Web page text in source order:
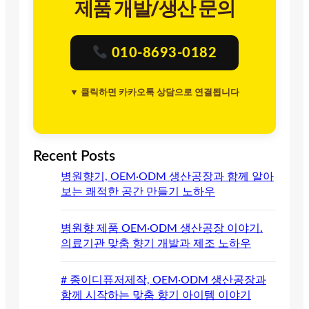
제품 개발/생산 문의
010-8693-0182
▼ 클릭하면 카카오톡 상담으로 연결됩니다
Recent Posts
병원향기, OEM·ODM 생산공장과 함께 알아
보는 쾌적한 공간 만들기 노하우
병원향 제품 OEM·ODM 생산공장 이야기.
의료기관 맞춤 향기 개발과 제조 노하우
# 종이디퓨저제작, OEM·ODM 생산공장과
함께 시작하는 맞춤 향기 아이템 이야기